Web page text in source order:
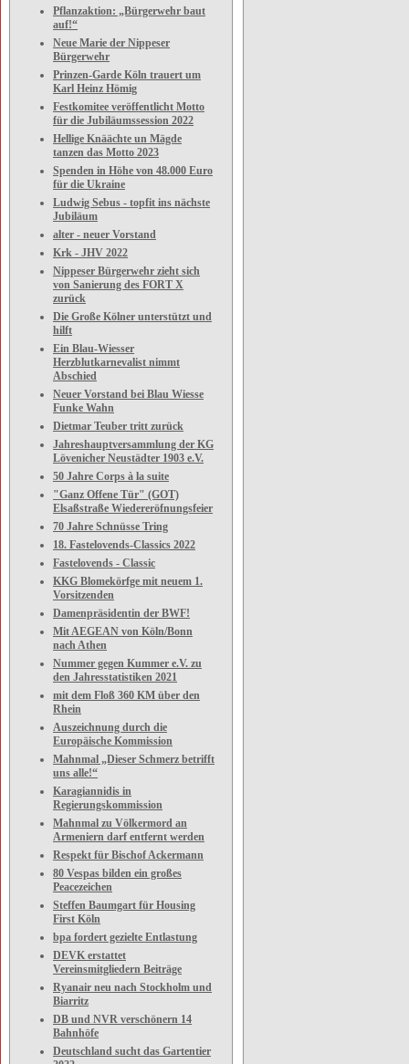
Pflanzaktion: „Bürgerwehr baut
auf!“
Neue Marie der Nippeser
Bürgerwehr
Prinzen-Garde Köln trauert um
Karl Heinz Hömig
Festkomitee veröffentlicht Motto
für die Jubiläumssession 2022
Hellige Knäächte un Mägde
tanzen das Motto 2023
Spenden in Höhe von 48.000 Euro
für die Ukraine
Ludwig Sebus - topfit ins nächste
Jubiläum
alter - neuer Vorstand
Krk - JHV 2022
Nippeser Bürgerwehr zieht sich
von Sanierung des FORT X
zurück
Die Große Kölner unterstützt und
hilft
Ein Blau-Wiesser
Herzblutkarnevalist nimmt
Abschied
Neuer Vorstand bei Blau Wiesse
Funke Wahn
Dietmar Teuber tritt zurück
Jahreshauptversammlung der KG
Lövenicher Neustädter 1903 e.V.
50 Jahre Corps à la suite
"Ganz Offene Tür" (GOT)
Elsaßstraße Wiedereröfnungsfeier
70 Jahre Schnüsse Tring
18. Fastelovends-Classics 2022
Fastelovends - Classic
KKG Blomekörfge mit neuem 1.
Vorsitzenden
Damenpräsidentin der BWF!
Mit AEGEAN von Köln/Bonn
nach Athen
Nummer gegen Kummer e.V. zu
den Jahresstatistiken 2021
mit dem Floß 360 KM über den
Rhein
Auszeichnung durch die
Europäische Kommission
Mahnmal „Dieser Schmerz betrifft
uns alle!“
Karagiannidis in
Regierungskommission
Mahnmal zu Völkermord an
Armeniern darf entfernt werden
Respekt für Bischof Ackermann
80 Vespas bilden ein großes
Peacezeichen
Steffen Baumgart für Housing
First Köln
bpa fordert gezielte Entlastung
DEVK erstattet
Vereinsmitgliedern Beiträge
Ryanair neu nach Stockholm und
Biarritz
DB und NVR verschönern 14
Bahnhöfe
Deutschland sucht das Gartentier